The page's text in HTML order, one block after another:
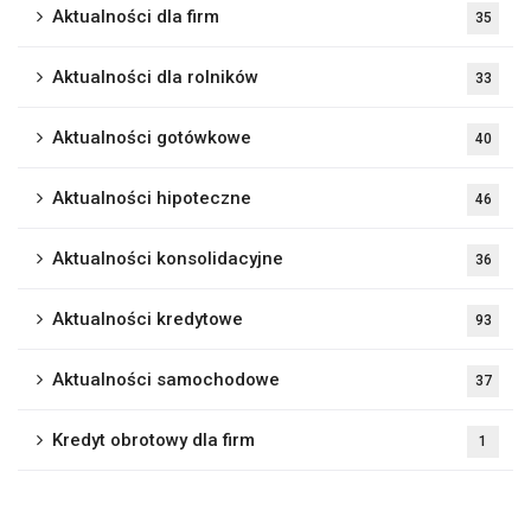
Aktualności dla firm 35
Aktualności dla rolników 33
Aktualności gotówkowe 40
Aktualności hipoteczne 46
Aktualności konsolidacyjne 36
Aktualności kredytowe 93
Aktualności samochodowe 37
Kredyt obrotowy dla firm 1